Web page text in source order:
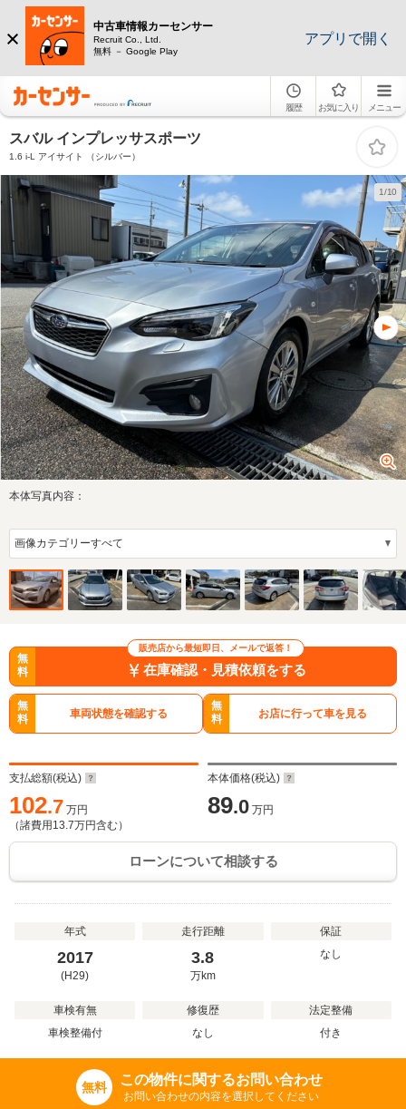
中古車情報カーセンサー
Recruit Co., Ltd.
無料 － Google Play
アプリで開く
履歴 お気に入り メニュー
スバル インプレッサスポーツ
1.6 i-L アイサイト （シルバー）
1/10
本体写真内容：
販売店から最短即日、メールで返答！
無
料
在庫確認・見積依頼をする
無
料
車両状態を確認する
無
料
お店に行って車を見る
支払総額(税込)
102.7 万円
（諸費用 13.7万円含む）
本体価格(税込)
89.0 万円
ローンについて相談する
年式
2017
(H29)
走行距離
3.8
万km
保証
なし
車検有無
車検整備付
修復歴
なし
法定整備
付き
無料 この物件に関するお問い合わせ
お問い合わせの内容を選択してください